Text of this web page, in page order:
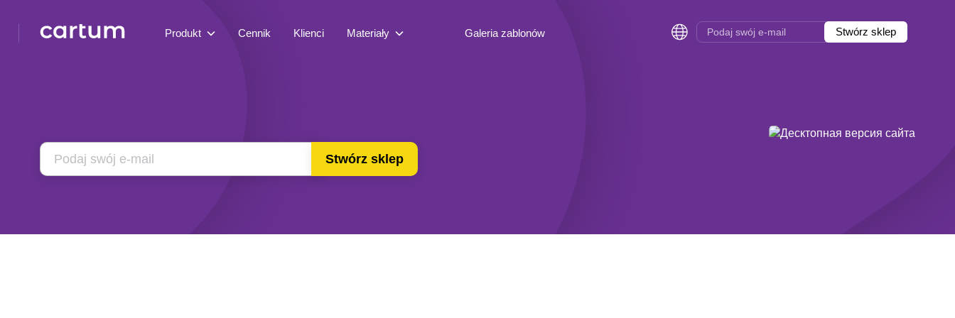
Produkt Cennik Klienci Materiały Galeria zablonów Stwórz sklep
Stwórz sklep